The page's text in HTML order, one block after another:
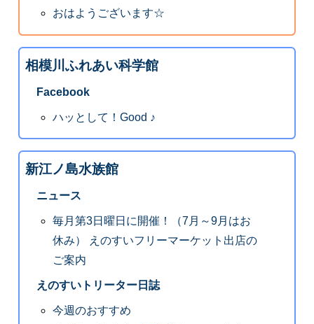
おはようございます☆
相模川ふれあい科学館
Facebook
ハッとして！Good ♪
新江ノ島水族館
ニュース
毎月第3日曜日に開催！（7月～9月はお
休み） えのすいフリーマーケット出店の
ご案内
えのすいトリーター日誌
今週のおすすめ